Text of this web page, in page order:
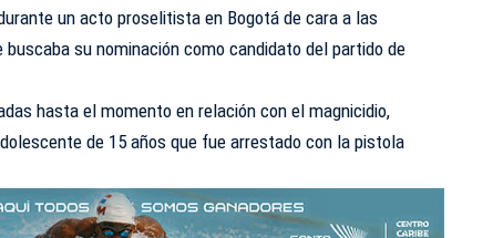
un acto proselitista en Bogotá de cara a las
buscaba su nominación como candidato del partido de
hasta el momento en relación con el magnicidio,
de 15 años que fue arrestado con la pistola